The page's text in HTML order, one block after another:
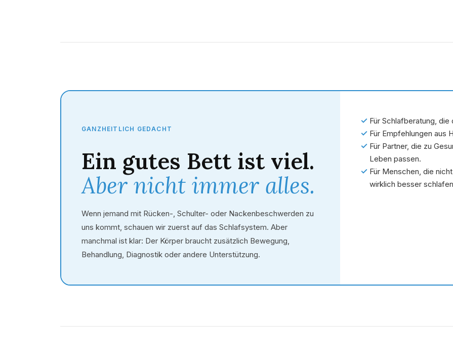
GANZHEITLICH GEDACHT
Ein gutes Bett ist viel.
Aber nicht immer alles.
Wenn jemand mit Rücken-, Schulter- oder Nackenbeschwerden zu
uns kommt, schauen wir zuerst auf das Schlafsystem. Aber
manchmal ist klar: Der Körper braucht zusätzlich Bewegung,
Behandlung, Diagnostik oder andere Unterstützung.
✓ Für Schlafberatung,
✓ Für Empfehlungen aus
✓ Für Partner, die zu
Leben passen.
✓ Für Menschen, die
wirklich besser